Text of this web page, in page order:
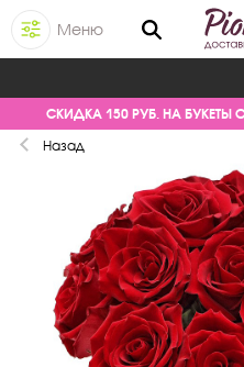
Меню
СКИДКА 150 РУБ. НА БУКЕТЫ
Назад